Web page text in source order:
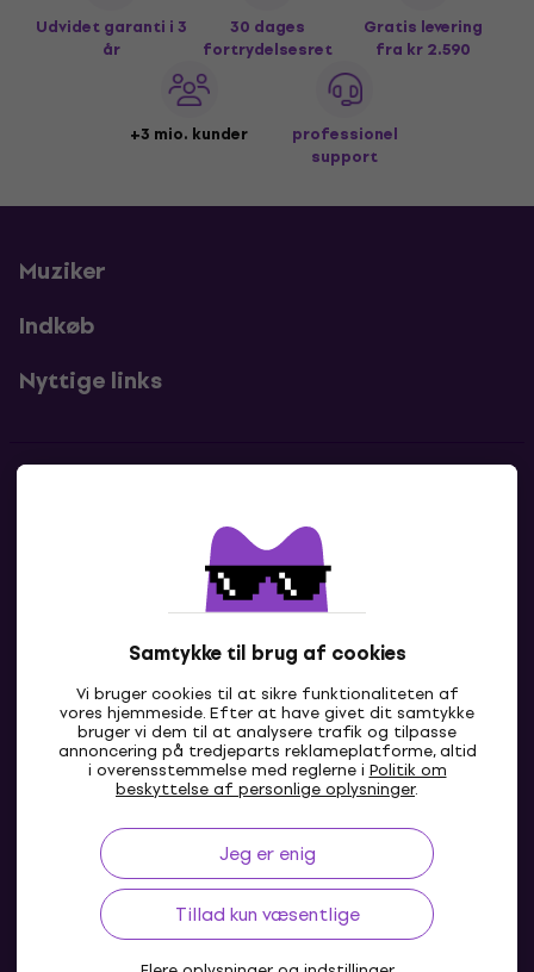
Samtykke til brug af cookies
Vi bruger cookies til at sikre funktionaliteten af
vores hjemmeside. Efter at have givet dit samtykke
bruger vi dem til at analysere trafik og tilpasse
annoncering på tredjeparts reklameplatforme, altid
i overensstemmelse med reglerne i Politik om
beskyttelse af personlige oplysninger.
Jeg er enig
Tillad kun væsentlige
Udvidet garanti i 3
år
30 dages
fortrydelsesret
Gratis levering
fra kr 2.590
+3 mio. kunder
professionel
support
Muziker
Indkøb
Nyttige links
Kontakt os
DK